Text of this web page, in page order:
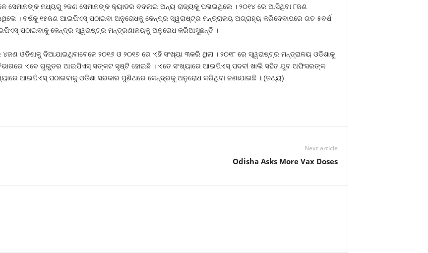
ସେମାନଙ୍କ ମଧ୍ୟରୁ ୨ଜଣ ସେମାନଙ୍କ କ୍ୟାଡର ବଦଳାଇ ଅନ୍ୟ ରାଜ୍ୟକୁ ପଳାଇଥିଲେ । ୨୦୧୪ ରେ ଆସିଥିବା ୮ଜଣ
ବର୍ଷକୁ ୧୫ଜଣ ଆଇପିଏସ୍‍ ପଠାଇବା ଅନୁରୋଧକୁ କେନ୍ଦ୍ର ସ୍ୱରାଷ୍ଟ୍ର ମନ୍ତ୍ରାଳୟ ଅଗ୍ରାହ୍ୟ କରିଦେବାପରେ ଗତ ୫ବର୍ଷ
ପଠାଇବାକୁ କେନ୍ଦ୍ର ସ୍ୱରାଷ୍ଟ୍ର ମନ୍ତ୍ରଣାଳୟକୁ ଅନୁରୋଧ କରିଆସୁଛନ୍ତି ।
ଓଡିଶାକୁ ଦିଆଯାଇଥିବାବେଳେ ୨୦୧୬ ଓ ୨୦୧୭ ରେ ଏହି ସଂଖ୍ୟା ୩କରି ଥିଲା । ୨୦୧୮ ରେ ସ୍ୱରାଷ୍ଟ୍ର ମନ୍ତ୍ରାଳୟ ଓଡିଶାକୁ
ଏବେ ଗୁରୁତର ଆଇପିଏସ୍‍ ସଙ୍କଟ ସୃଷ୍ଟି ହୋଇଛି । ଏତେ ସଂଖ୍ୟାରେ ଆଇପିଏସ୍‍ ପଦବୀ ଖାଲି ସହିତ ଯୁବ ଅଫିସରଙ୍କ
ଆଇପିଏସ୍‍ ପଠାଇବାକୁ ଓଡିଶା ସରକାର ପୁଣିଥରେ କେନ୍ଦ୍ରକୁ ଅନୁରୋଧ କରିଥିବା ଜଣାଯାଇଛି । (ତଥ୍ୟ)
Next article
Odisha Asks More Vax Doses